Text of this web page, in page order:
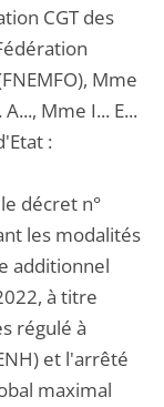
CGT des
Mme
A..., Mme I... E...
:
décret n°
les modalités
additionnel
à titre
régulé à
et l'arrêté
maximal